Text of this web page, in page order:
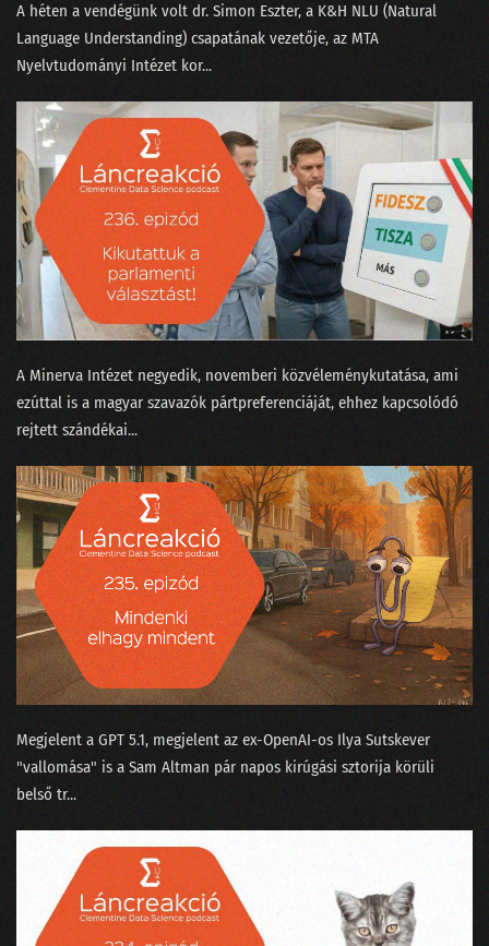
A héten a vendégünk volt ⁠dr. Simon Eszter,⁠ a K&H NLU (Natural
Language Understanding) csapatának vezetője, az MTA
Nyelvtudományi Intézet kor...
A Minerva Intézet negyedik, novemberi közvéleménykutatása, ami
ezúttal is a magyar szavazók pártpreferenciáját, ehhez kapcsolódó
rejtett szándékai...
Megjelent a GPT 5.1⁠, megjelent az ex-OpenAI-os ⁠Ilya Sutskever
"vallomása"⁠ is a Sam Altman pár napos kirúgási sztorija körüli
belső tr...